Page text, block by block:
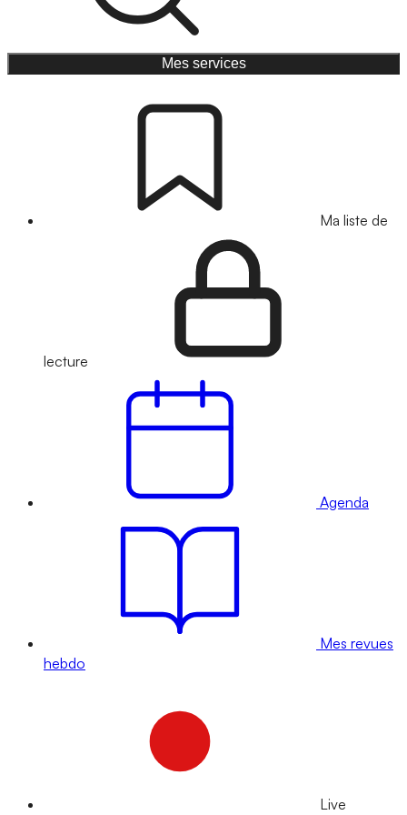
Mes services
Ma liste de
lecture
Agenda
Mes revues
hebdo
Live